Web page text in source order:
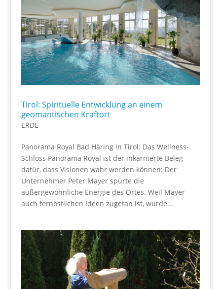
Tirol: Spirituelle Entwicklung an einem
geomantischen Kraftort
ERDE
Panorama Royal Bad Häring in Tirol: Das Wellness-
Schloss Panorama Royal ist der inkarnierte Beleg
dafür, dass Visionen wahr werden können: Der
Unternehmer Peter Mayer spürte die
außergewöhnliche Energie des Ortes. Weil Mayer
auch fernöstlichen Ideen zugetan ist, wurde...